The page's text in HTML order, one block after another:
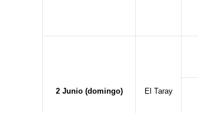
2 Junio (domingo) El Taray